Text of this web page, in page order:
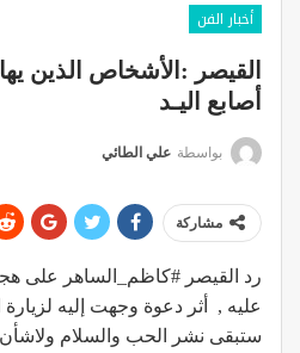
أخبار الفن
القيصر :الأشخاص الذين
أصابع اليـد
بواسطة علي الطائي
مشاركة
رد القيصر #كاظم_الساهر على
عليه , أثر دعوة وجهت إليه لزيارة
ستبقى نشر الحب والسلام ولاشأن